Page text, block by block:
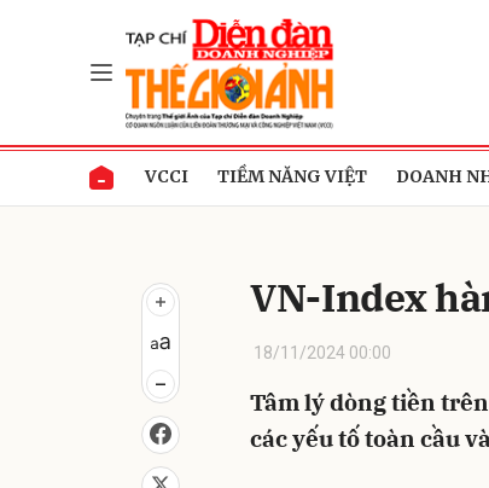
VCCI TIỀM NĂNG VIỆT DOANH
VN-Index
18/11/2024 00:00
Tâm lý dòng tiền
các yếu tố toàn cầu